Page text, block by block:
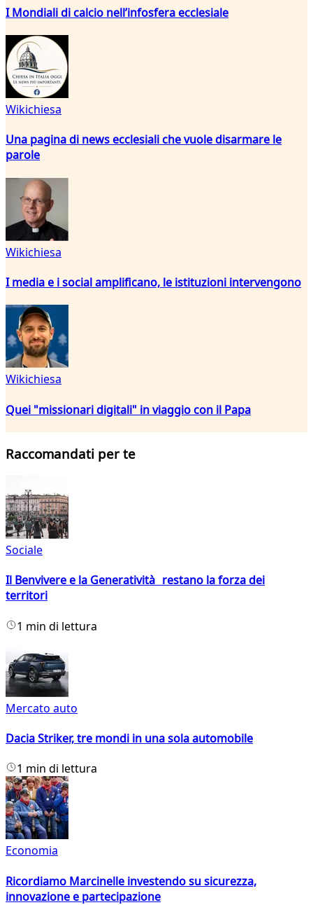
I Mondiali di calcio nell’infosfera ecclesiale
Wikichiesa
Una pagina di news ecclesiali che vuole disarmare le
parole
Wikichiesa
I media e i social amplificano, le istituzioni intervengono
Wikichiesa
Quei "missionari digitali" in viaggio con il Papa
Raccomandati per te
Sociale
Il Benvivere e la Generatività restano la forza dei
territori
1 min di lettura
Mercato auto
Dacia Striker, tre mondi in una sola automobile
1 min di lettura
Economia
Ricordiamo Marcinelle investendo su sicurezza,
innovazione e partecipazione